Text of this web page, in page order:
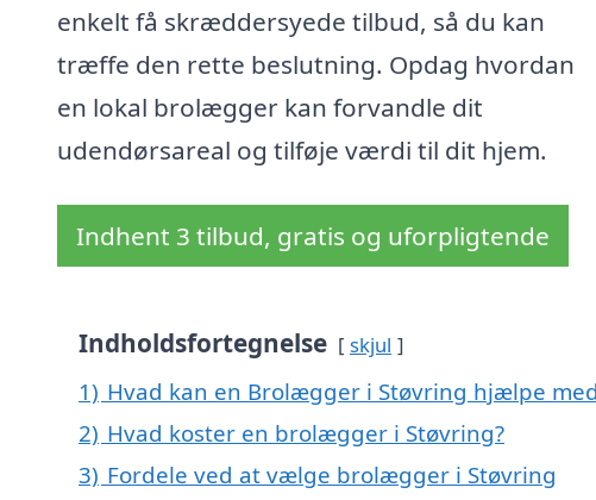
enkelt få skræddersyede tilbud, så du kan
træffe den rette beslutning. Opdag hvordan
en lokal brolægger kan forvandle dit
udendørsareal og tilføje værdi til dit hjem.
Indhent 3 tilbud, gratis og uforpligtende
Indholdsfortegnelse skjul
1) Hvad kan en Brolægger i Støvring hjælpe
2) Hvad koster en brolægger i Støvring?
3) Fordele ved at vælge brolægger i Støvring